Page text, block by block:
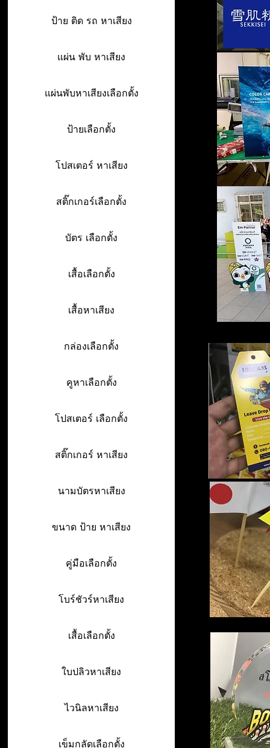
ป้าย ติด รถ หาเสียง
แผ่น พับ หาเสียง
แผ่นพับหาเสียงเลือกตั้ง
ป้ายเลือกตั้ง
โปสเตอร์ หาเสียง
สติ๊กเกอร์เลือกตั้ง
บัตร เลือกตั้ง
เสื้อเลือกตั้ง
เสื้อหาเสียง
กล่องเลือกตั้ง
คูหาเลือกตั้ง
โปสเตอร์ เลือกตั้ง
สติ๊กเกอร์ หาเสียง
นามบัตรหาเสียง
ขนาด ป้าย หาเสียง
คู่มือเลือกตั้ง
โบร์ชัวร์หาเสียง
เสื้อเลือกตั้ง
ใบปลิวหาเสียง
ไวนิลหาเสียง
เข็มกลัดเลือกตั้ง